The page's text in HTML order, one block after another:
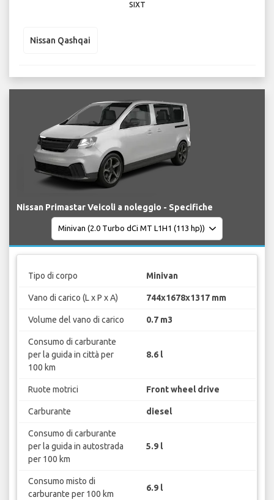
SIXT
Nissan Qashqai
Nissan Primastar Veicoli a noleggio - Specifiche
Tipo di corpo Minivan
Vano di carico (L x P x A) 744x1678x1317 mm
Volume del vano di carico 0.7 m3
Consumo di carburante
per la guida in città per
100 km
8.6 l
Ruote motrici Front wheel drive
Carburante diesel
Consumo di carburante
per la guida in autostrada
per 100 km
5.9 l
Consumo misto di
carburante per 100 km
6.9 l